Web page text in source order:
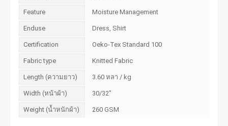
Feature Moisture Management
Enduse Dress, Shirt
Certification Oeko-Tex Standard 100
Fabric type Knitted Fabric
Length (ความยาว) 3.60 หลา / kg
Width (หน้าผ้า) 30/32"
Weight (น้ำหนักผ้า) 260 GSM